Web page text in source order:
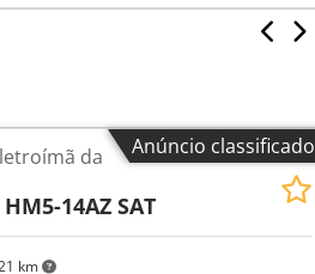
10.000 kg Potência líquida no
kg Se tiver alguma dúvida ou
Anúncio classificado
km
da
HM5-14AZ SAT